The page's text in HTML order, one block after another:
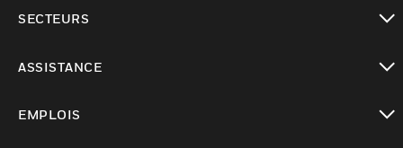
SECTEURS
ASSISTANCE
EMPLOIS